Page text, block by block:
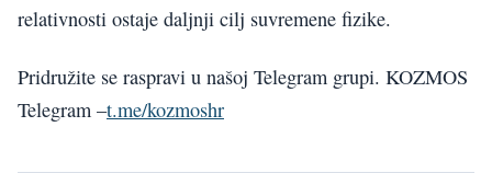
relativnosti ostaje daljnji cilj suvremene fizike.
Pridružite se raspravi u našoj Telegram grupi. KOZMOS
Telegram –t.me/kozmoshr